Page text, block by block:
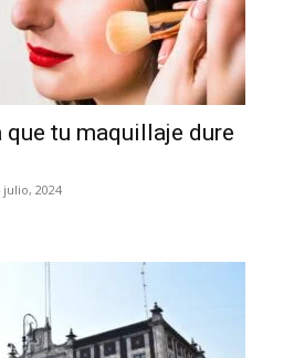
que tu maquillaje dure
julio, 2024